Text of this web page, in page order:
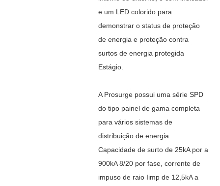
e um LED colorido para
demonstrar o status de proteção
de energia e proteção contra
surtos de energia protegida
Estágio.
A Prosurge possui uma série SPD
do tipo painel de gama completa
para vários sistemas de
distribuição de energia.
Capacidade de surto de 25kA por a
900kA 8/20 por fase, corrente de
impuso de raio Iimp de 12,5kA a